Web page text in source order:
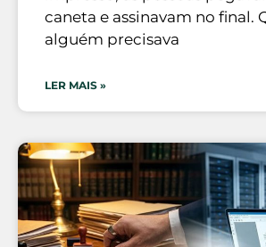
caneta e assinavam no final.
alguém precisava
LER MAIS »